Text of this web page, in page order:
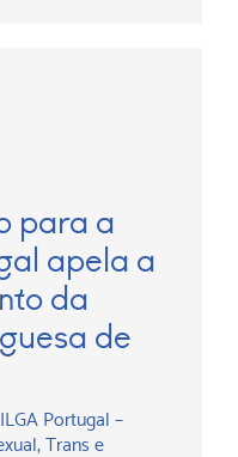
para a
apela a
da
de
Portugal –
Trans e